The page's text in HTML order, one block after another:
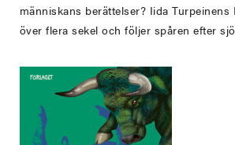
människans berättelser? Iida Turpeinens
över flera sekel och följer spåren efter